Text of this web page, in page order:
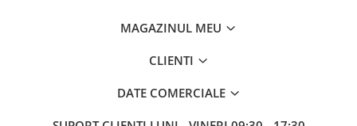
difuzorul integrate permit conversații rapide și clare, iar
acces rapid la persoanele importante.
MAGAZINUL MEU
CLIENTI
DATE COMERCIALE